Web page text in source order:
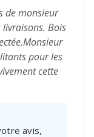
de monsieur
Bois
pour les
cette
avis,